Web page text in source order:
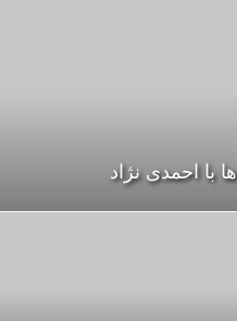
احمدی نژاد